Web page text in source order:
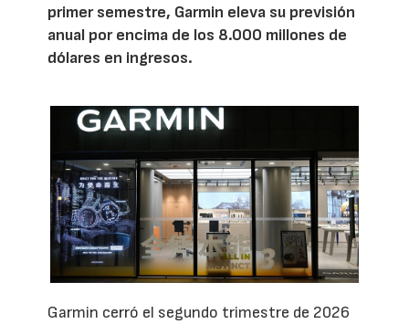
primer semestre, Garmin eleva su previsión
anual por encima de los 8.000 millones de
dólares en ingresos.
Garmin cerró el segundo trimestre de 2026